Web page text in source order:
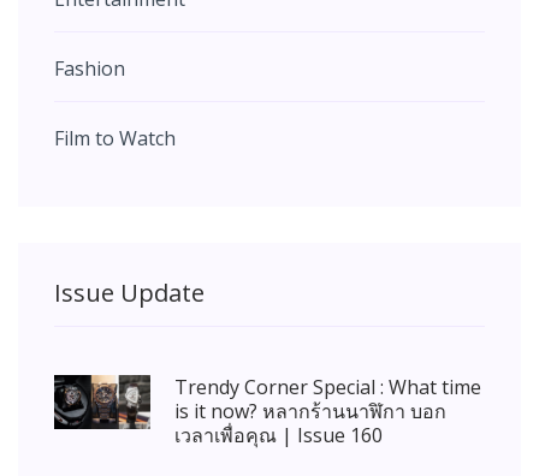
Fashion
Film to Watch
Issue Update
Trendy Corner Special : What time
is it now? หลากร้านนาฬิกา บอก
เวลาเพื่อคุณ | Issue 160